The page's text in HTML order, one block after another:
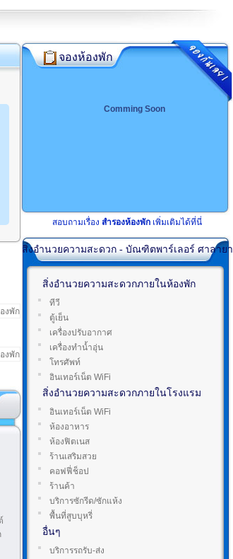
จองห้องพัก
Comming Soon
สอบถามเรื่อง สำรองห้องพัก เพิ่มเติมได้ที่นี่
สิ่งอำนวยความสะดวก - บัณฑิตพาร์เลอร์ ศาลายา
สิ่งอำนวยความสะดวกภายในห้องพัก
ทีวี
ตู้เย็น
เครื่องปรับอากาศ
เครื่องทำน้ำอุ่น
โทรศัพท์
อินเทอร์เน็ต WiFi
สิ่งอำนวยความสะดวกภายในโรงแรม
อินเทอร์เน็ต WiFi
ห้องอาหาร
ห้องฟิตเนส
ร้านเสริมสวย
คอฟฟี่ช็อป
ร้านค้า
บริการซักรีด/ซักแห้ง
พื้นที่สูบบุหรี่
อื่นๆ
บริการรถรับ-ส่ง